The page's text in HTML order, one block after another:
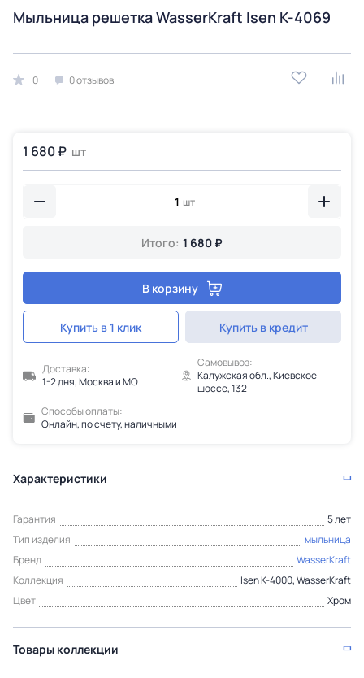
Мыльница решетка WasserKraft Isen K-4069
0 0 отзывов
1 680 ₽ шт
шт
Итого: 1 680 ₽
В корзину
Купить в 1 клик Купить в кредит
Доставка:
1-2 дня, Москва и МО
Самовывоз:
Калужская обл., Киевское
шоссе, 132
Способы оплаты:
Онлайн, по счету, наличными
Характеристики
Гарантия
5 лет
Тип изделия
мыльница
Бренд
WasserKraft
Коллекция
Isen K-4000, WasserKraft
Цвет
Хром
Товары коллекции